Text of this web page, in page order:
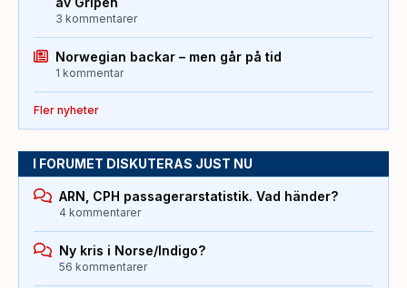
3 kommentarer
Norwegian backar – men går på tid
1 kommentar
Fler nyheter
I FORUMET DISKUTERAS JUST NU
ARN, CPH passagerarstatistik. Vad händer?
4 kommentarer
Ny kris i Norse/Indigo?
56 kommentarer